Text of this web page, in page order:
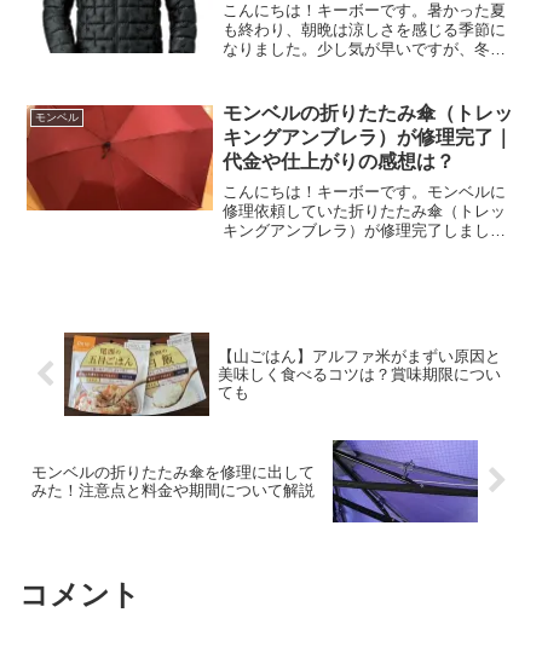
こんにちは！キーボーです。暑かった夏
も終わり、朝晩は涼しさを感じる季節に
なりました。少し気が早いですが、冬に
防寒着として、またタウンユースとして
重宝するのがダウンジャケ...
モンベル
モンベルの折りたたみ傘（トレッ
キングアンブレラ）が修理完了｜
代金や仕上がりの感想は？
こんにちは！キーボーです。モンベルに
修理依頼していた折りたたみ傘（トレッ
キングアンブレラ）が修理完了しまし
【山ごはん】アルファ米がまずい原因と
美味しく食べるコツは？賞味期限につい
ても
モンベルの折りたたみ傘を修理に出して
みた！注意点と料金や期間について解説
コメント